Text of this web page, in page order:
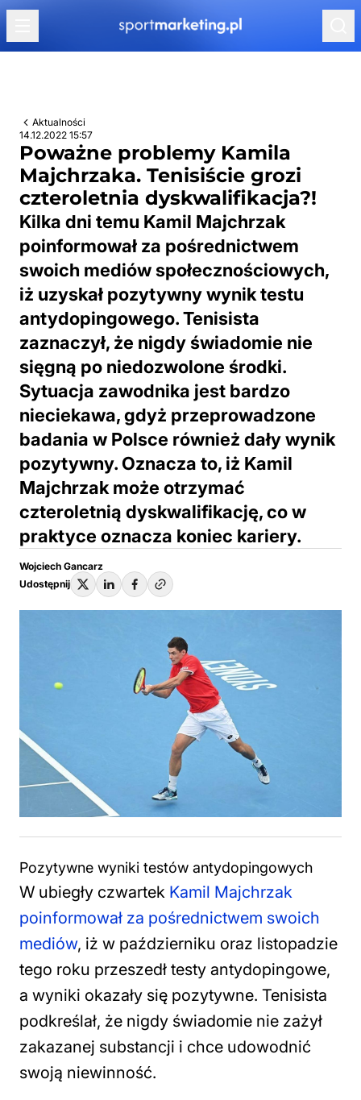
Przejdź do treści
Aktualności
14.12.2022 15:57
Poważne problemy Kamila
Majchrzaka. Tenisiście grozi
czteroletnia dyskwalifikacja?!
Kilka dni temu Kamil Majchrzak
poinformował za pośrednictwem
swoich mediów społecznościowych,
iż uzyskał pozytywny wynik testu
antydopingowego. Tenisista
zaznaczył, że nigdy świadomie nie
sięgną po niedozwolone środki.
Sytuacja zawodnika jest bardzo
nieciekawa, gdyż przeprowadzone
badania w Polsce również dały wynik
pozytywny. Oznacza to, iż Kamil
Majchrzak może otrzymać
czteroletnią dyskwalifikację, co w
praktyce oznacza koniec kariery.
Wojciech Gancarz
Udostępnij
Pozytywne wyniki testów antydopingowych
W ubiegły czwartek Kamil Majchrzak
poinformował za pośrednictwem swoich
mediów, iż w październiku oraz listopadzie
tego roku przeszedł testy antydopingowe,
a wyniki okazały się pozytywne. Tenisista
podkreślał, że nigdy świadomie nie zażył
zakazanej substancji i chce udowodnić
swoją niewinność.